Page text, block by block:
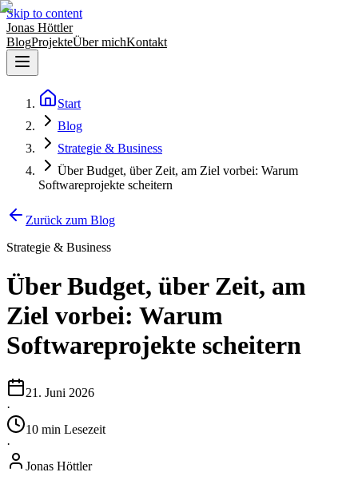
Skip to content
Jonas Höttler
BlogProjekteÜber michKontakt
Start
Blog
Strategie & Business
Über Budget, über Zeit, am Ziel vorbei: Warum
Softwareprojekte scheitern
Zurück zum Blog
Strategie & Business
Über Budget, über Zeit, am
Ziel vorbei: Warum
Softwareprojekte scheitern
21. Juni 2026
·
10 min Lesezeit
·
Jonas Höttler